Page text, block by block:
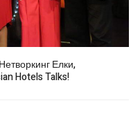
Елки,
Hotels Talks!